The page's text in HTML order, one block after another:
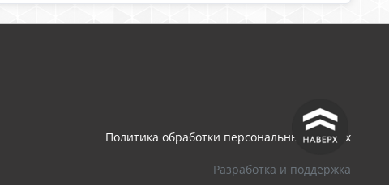
^
Политика обработки персональных данных
Разработка и поддержка